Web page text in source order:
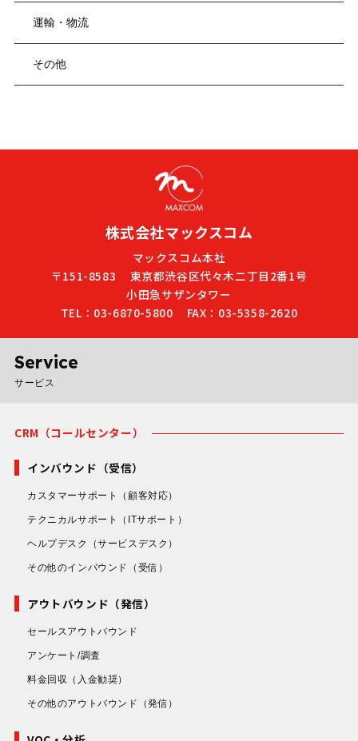
運輸・物流
その他
株式会社マックスコム
マックスコム本社
〒151-8583
東京都渋谷区代々木二丁目2番1号
小田急サザンタワー
TEL：03-6870-5800
FAX：03-5358-2620
Service
サービス
CRM（コールセンター）
インバウンド（受信）
カスタマーサポート （顧客対応）
テクニカルサポート （ITサポート）
ヘルプデスク （サービスデスク）
その他のインバウンド （受信）
アウトバウンド（発信）
セールスアウトバウンド
アンケート/調査
料金回収 （入金勧奨）
その他のアウトバウンド （発信）